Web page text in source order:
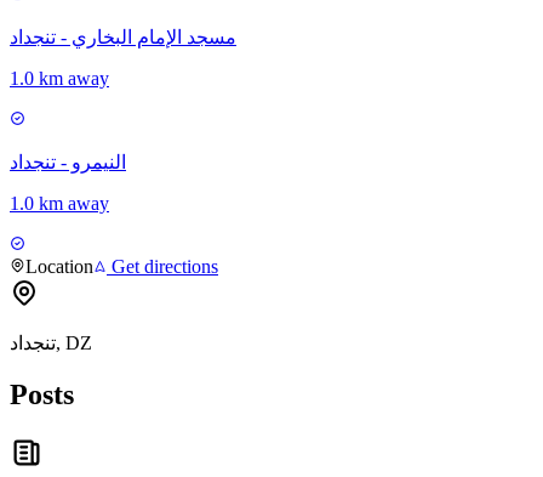
مسجد الإمام البخاري - تنجداد
1.0 km away
النيمرو - تنجداد
1.0 km away
Location Get directions
تنجداد, DZ
Posts